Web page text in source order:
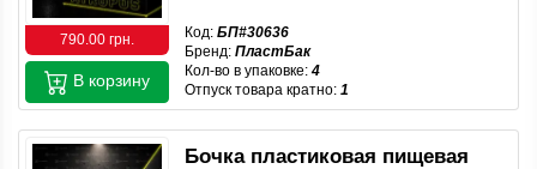
790.00 грн. Код: БП#30636
Бренд: ПластБак
Кол-во в упаковке: 4
Отпуск товара кратно: 1
В корзину
Бочка пластиковая пищевая